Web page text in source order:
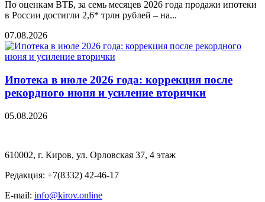
По оценкам ВТБ, за семь месяцев 2026 года продажи ипотеки
в России достигли 2,6* трлн рублей – на...
07.08.2026
Ипотека в июле 2026 года: коррекция после
рекордного июня и усиление вторички
05.08.2026
610002, г. Киров, ул. Орловская 37, 4 этаж
Редакция: +7(8332) 42-46-17
E-mail: info@kirov.online